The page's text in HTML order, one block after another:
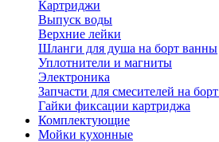
Картриджи
Выпуск воды
Верхние лейки
Шланги для душа на борт ванны
Уплотнители и магниты
Электроника
Запчасти для смесителей на
Гайки фиксации картриджа
Комплектующие
Мойки кухонные